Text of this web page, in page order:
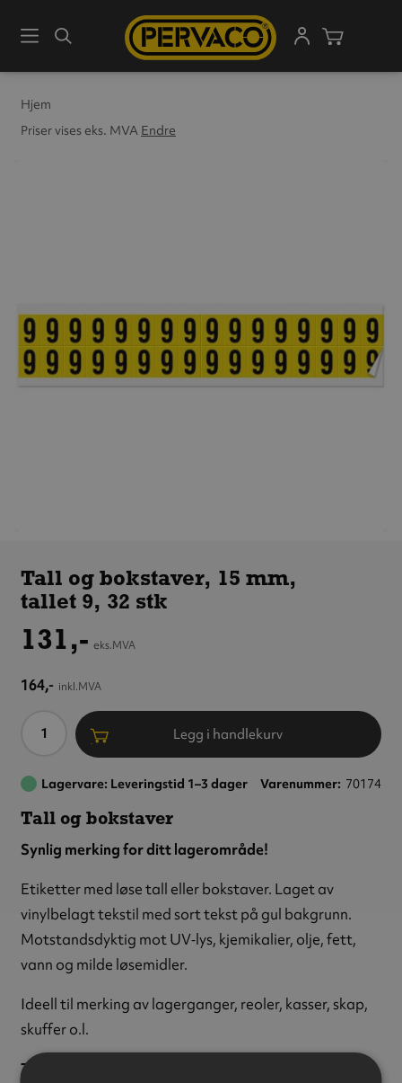
MenySøk
Hjem
Priser vises eks. MVA Endre
15 mm,
tallet 9,
Tall og bokstaver, 15 mm,
tallet 9, 32 stk
131,- eks.MVA
164,- inkl.MVA
Antall Legg i handlekurv
Lagervare: Leveringstid 1–3 dager Varenummer 70174
Tall og bokstaver
Synlig merking for ditt lagerområde!
Etiketter med løse tall eller bokstaver. Laget av
vinylbelagt tekstil med sort tekst på gul bakgrunn.
Motstandsdyktig mot UV‑lys, kjemikalier, olje, fett,
vann og milde løsemidler.
Ideell til merking av lagerganger, reoler, kasser, skap,
skuffer o.l.
Tegn: